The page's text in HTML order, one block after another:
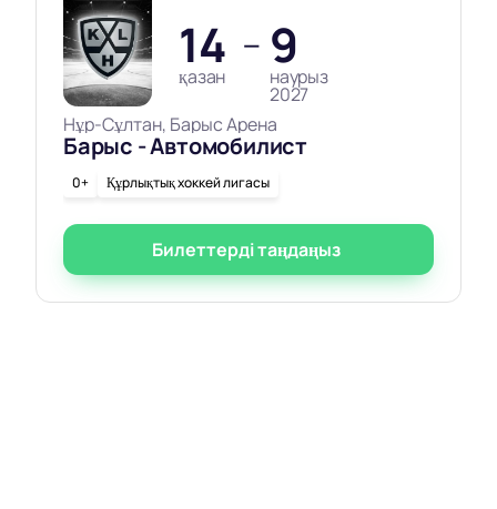
14
қазан
— 9
наурыз
2027
Нұр-Сұлтан, Барыс Арена
Барыс - Автомобилист
0+ Құрлықтық хоккей лигасы
Билеттерді таңдаңыз